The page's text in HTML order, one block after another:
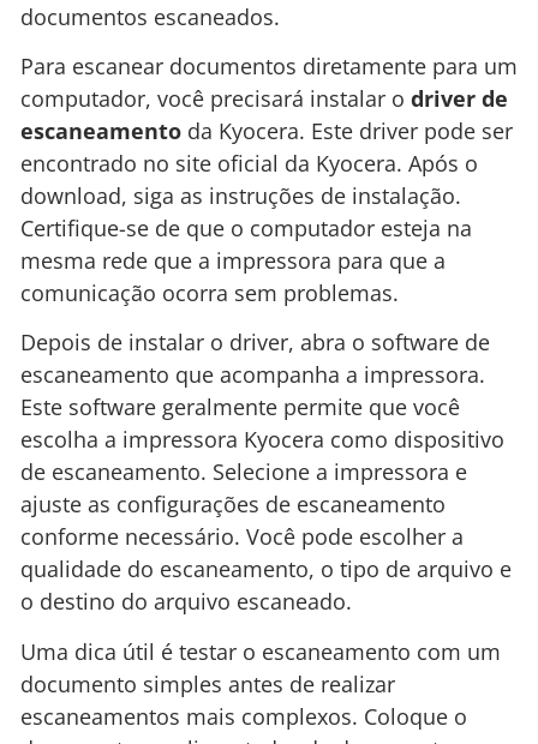
documentos escaneados.
Para escanear documentos diretamente para um
computador, você precisará instalar o driver de
escaneamento da Kyocera. Este driver pode ser
encontrado no site oficial da Kyocera. Após o
download, siga as instruções de instalação.
Certifique-se de que o computador esteja na
mesma rede que a impressora para que a
comunicação ocorra sem problemas.
Depois de instalar o driver, abra o software de
escaneamento que acompanha a impressora.
Este software geralmente permite que você
escolha a impressora Kyocera como dispositivo
de escaneamento. Selecione a impressora e
ajuste as configurações de escaneamento
conforme necessário. Você pode escolher a
qualidade do escaneamento, o tipo de arquivo e
o destino do arquivo escaneado.
Uma dica útil é testar o escaneamento com um
documento simples antes de realizar
escaneamentos mais complexos. Coloque o